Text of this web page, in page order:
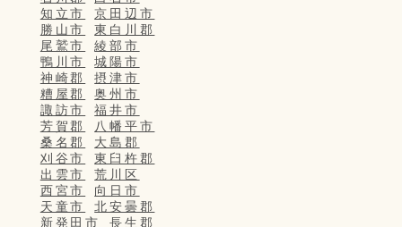
知立市
京田辺市
勝山市
東白川郡
尾鷲市
綾部市
鴨川市
城陽市
神崎郡
摂津市
糟屋郡
奥州市
諏訪市
福井市
芳賀郡
八幡平市
桑名郡
大島郡
刈谷市
東臼杵郡
出雲市
荒川区
西宮市
向日市
天童市
北安曇郡
新発田市
長生郡